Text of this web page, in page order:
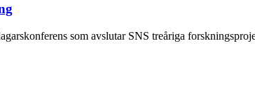
som avslutar SNS treåriga